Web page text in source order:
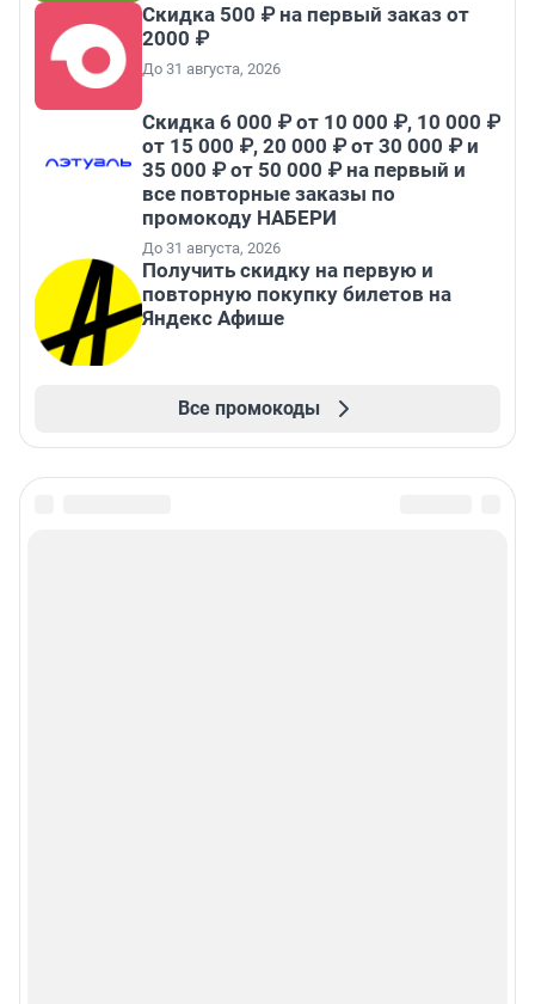
Скидка 500 ₽ на первый заказ от
2000 ₽
До 31 августа, 2026
Скидка 6 000 ₽ от 10 000 ₽, 10 000 ₽
от 15 000 ₽, 20 000 ₽ от 30 000 ₽ и
35 000 ₽ от 50 000 ₽ на первый и
все повторные заказы по
промокоду НАБЕРИ
До 31 августа, 2026
Получить скидку на первую и
повторную покупку билетов на
Яндекс Афише
Все промокоды